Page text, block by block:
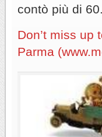
contò più di
Don’t miss up
Parma